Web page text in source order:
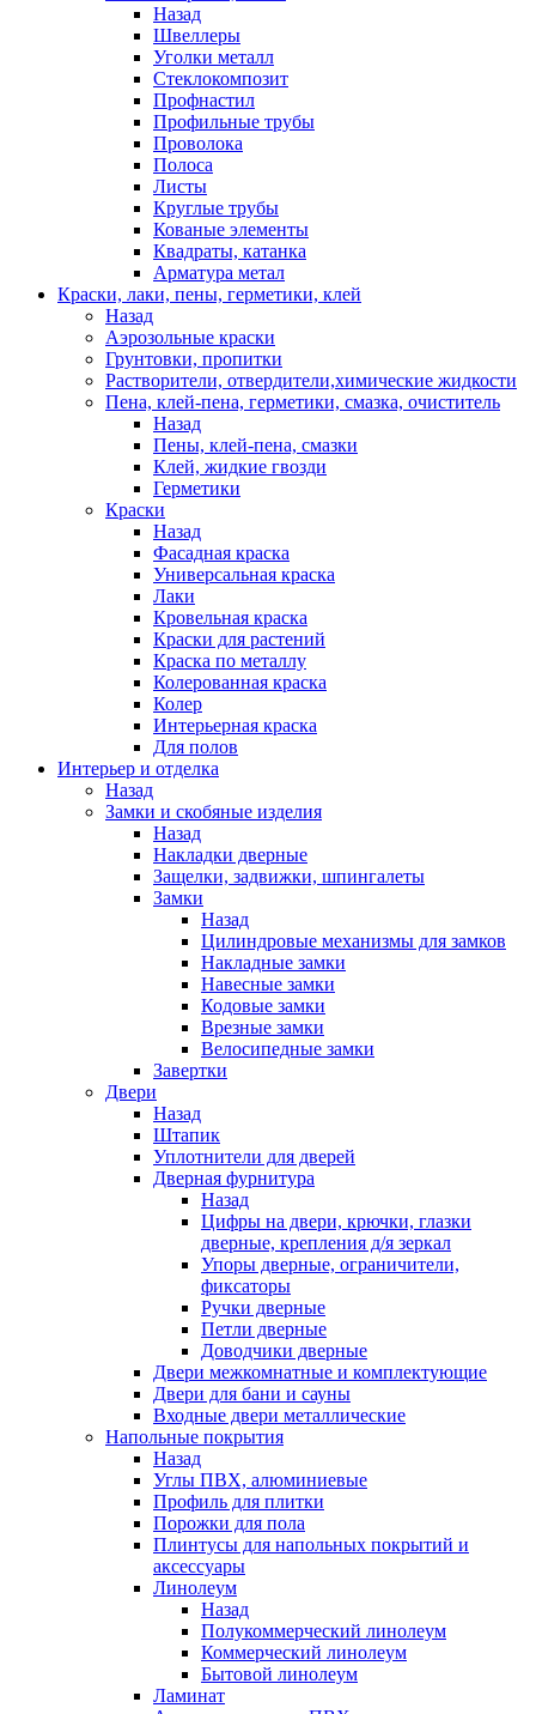
Назад
Швеллеры
Уголки металл
Стеклокомпозит
Профнастил
Профильные трубы
Проволока
Полоса
Листы
Круглые трубы
Кованые элементы
Квадраты, катанка
Арматура метал
Краски, лаки, пены, герметики, клей
Назад
Аэрозольные краски
Грунтовки, пропитки
Растворители, отвердители,химические жидкости
Пена, клей-пена, герметики, смазка, очиститель
Назад
Пены, клей-пена, смазки
Клей, жидкие гвозди
Герметики
Краски
Назад
Фасадная краска
Универсальная краска
Лаки
Кровельная краска
Краски для растений
Краска по металлу
Колерованная краска
Колер
Интерьерная краска
Для полов
Интерьер и отделка
Назад
Замки и скобяные изделия
Назад
Накладки дверные
Защелки, задвижки, шпингалеты
Замки
Назад
Цилиндровые механизмы для замков
Накладные замки
Навесные замки
Кодовые замки
Врезные замки
Велосипедные замки
Завертки
Двери
Назад
Штапик
Уплотнители для дверей
Дверная фурнитура
Назад
Цифры на двери, крючки, глазки
дверные, крепления д/я зеркал
Упоры дверные, ограничители,
фиксаторы
Ручки дверные
Петли дверные
Доводчики дверные
Двери межкомнатные и комплектующие
Двери для бани и сауны
Входные двери металлические
Напольные покрытия
Назад
Углы ПВХ, алюминиевые
Профиль для плитки
Порожки для пола
Плинтусы для напольных покрытий и
аксессуары
Линолеум
Назад
Полукоммерческий линолеум
Коммерческий линолеум
Бытовой линолеум
Ламинат